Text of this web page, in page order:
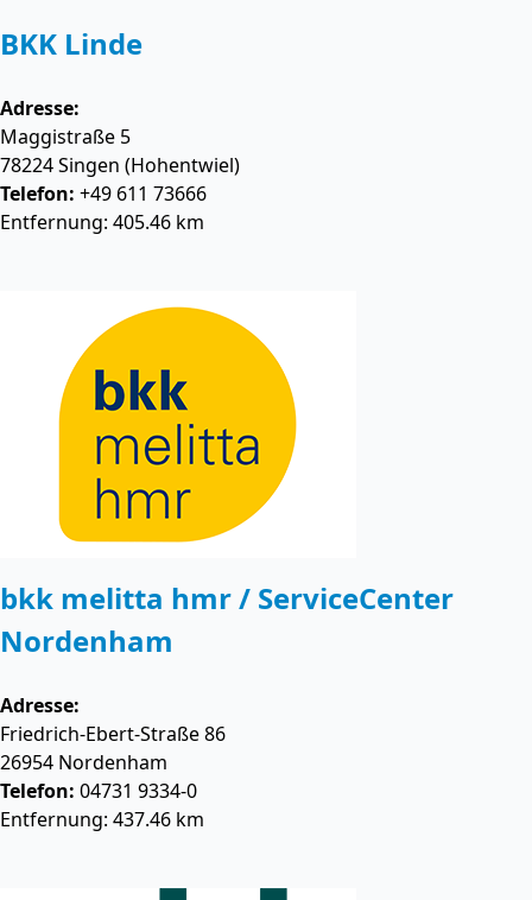
BKK Linde
Adresse:
Maggistraße 5
78224Singen (Hohentwiel)
Telefon: +49 611 73666
Entfernung: 405.46 km
bkk melitta hmr / ServiceCenter
Nordenham
Adresse:
Friedrich-Ebert-Straße 86
26954 Nordenham
Telefon: 04731 9334-0
Entfernung: 437.46 km